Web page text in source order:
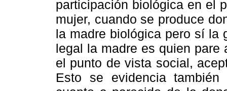
participación biológica en el
mujer, cuando se produce
la madre biológica pero sí la
legal la madre es quien
el punto de vista social,
Esto se evidencia